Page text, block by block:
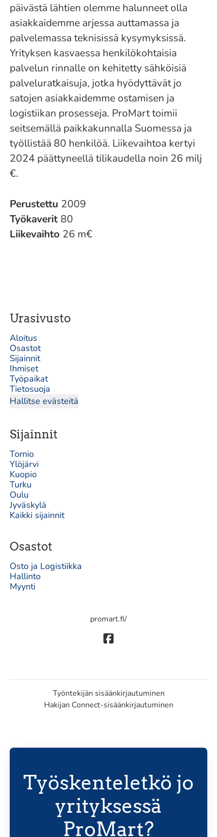
päivästä lähtien olemme halunneet olla
asiakkaidemme arjessa auttamassa ja
palvelemassa teknisissä kysymyksissä.
Yrityksen kasvaessa henkilökohtaisia
palvelun rinnalle on kehitetty sähköisiä
palveluratkaisuja, jotka hyödyttävät jo
satojen asiakkaidemme ostamisen ja
logistiikan prosesseja. ProMart toimii
seitsemällä paikkakunnalla Suomessa ja
työllistää 80 henkilöä. Liikevaihtoa kertyi
2024 päättyneellä tilikaudella noin 26 milj
€.
Perustettu 2009
Työkaverit 80
Liikevaihto 26 m€
Urasivusto
Aloitus
Osastot
Sijainnit
Ihmiset
Työpaikat
Tietosuoja
Hallitse evästeitä
Sijainnit
Tornio
Ylöjärvi
Kuopio
Turku
Oulu
Jyväskylä
Kaikki sijainnit
Osastot
Osto ja Logistiikka
Hallinto
Myynti
promart.fi/
Työntekijän sisäänkirjautuminen
Hakijan Connect-sisäänkirjautuminen
Työskenteletkö jo
yrityksessä
ProMart?